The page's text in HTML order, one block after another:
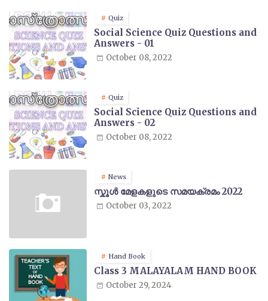
Quiz
Social Science Quiz Questions and
Answers - 01
October 08, 2022
Quiz
Social Science Quiz Questions and
Answers - 02
October 08, 2022
News
സ്കൂൾ മേളകളുടെ സമയക്രമം 2022
October 03, 2022
Hand Book
Class 3 MALAYALAM HAND BOOK
October 29, 2024